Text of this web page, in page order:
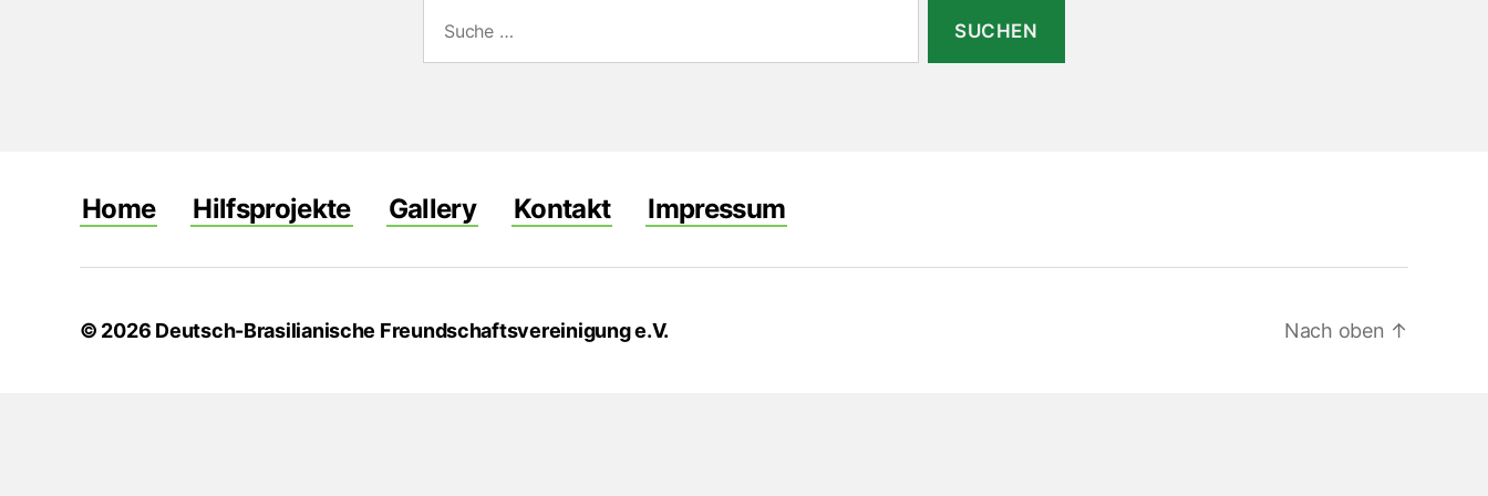
nach:
Home Hilfsprojekte Gallery Kontakt Impressum
© 2026 Deutsch-Brasilianische Freundschaftsvereinigung e.V. Nach oben ↑